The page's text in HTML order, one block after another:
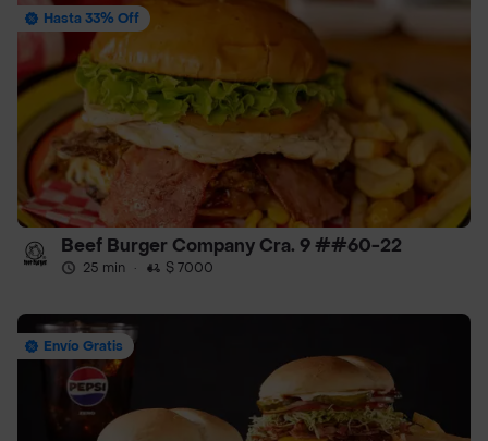
Hasta 33% Off
Beef Burger Company Cra. 9 ##60-22
25 min · $ 7000
Envío Gratis